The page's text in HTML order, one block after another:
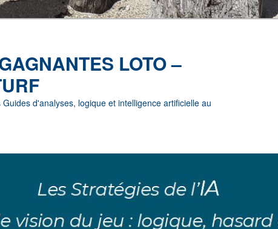
LOTO –
d'analyses, logique et intelligence artificielle au